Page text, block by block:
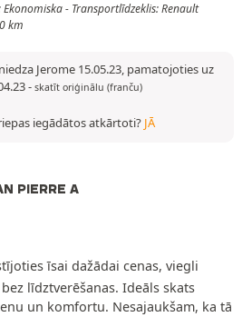
Ekonomiska - Transportlīdzeklis: Renault
km
Jerome 15.05.23, pamatojoties uz
- skatīt oriģinālu (franču)
iegādātos atkārtoti? JĀ
PIERRE A
īsai dažādai cenas, viegli
līdztverēšanas. Ideāls skats
un komfortu. Nesajaukšam, ka tā